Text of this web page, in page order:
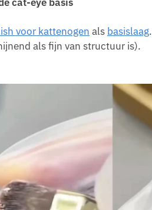
voor kattenogen als basislaag
als fijn van structuur is).